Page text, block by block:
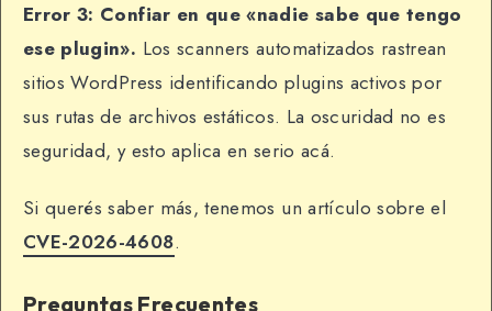
Error 3: Confiar en que «nadie sabe que tengo
ese plugin». Los scanners automatizados rastrean
sitios WordPress identificando plugins activos por
sus rutas de archivos estáticos. La oscuridad no es
seguridad, y esto aplica en serio acá.
Si querés saber más, tenemos un artículo sobre el
CVE-2026-4608.
Preguntas Frecuentes